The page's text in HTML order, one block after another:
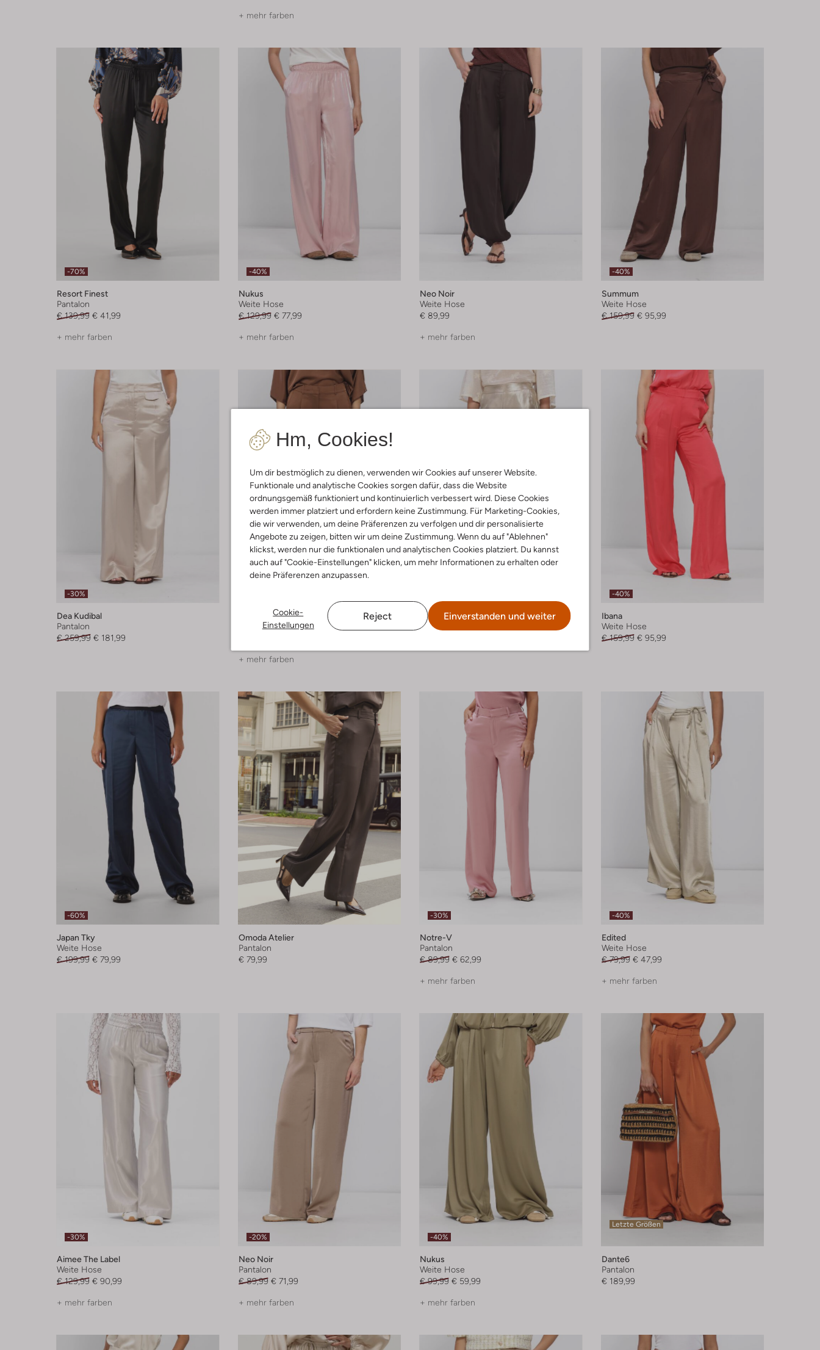
Hm, Cookies!
Um dir bestmöglich zu dienen, verwenden wir Cookies auf unserer Website.
Funktionale und analytische Cookies sorgen dafür, dass die Website
ordnungsgemäß funktioniert und kontinuierlich verbessert wird. Diese Cookies
werden immer platziert und erfordern keine Zustimmung. Für Marketing-Cookies,
die wir verwenden, um deine Präferenzen zu verfolgen und dir personalisierte
Angebote zu zeigen, bitten wir um deine Zustimmung. Wenn du auf "Ablehnen"
klickst, werden nur die funktionalen und analytischen Cookies platziert. Du kannst
auch auf "Cookie-Einstellungen" klicken, um mehr Informationen zu erhalten oder
deine Präferenzen anzupassen.
Cookie-
Einstellungen
Reject Einverstanden und weiter
+ mehr farben
-70%
Resort Finest
Pantalon
€ 139,99 € 41,99
+ mehr farben
-40%
Nukus
Weite Hose
€ 129,99 € 77,99
+ mehr farben
Neo Noir
Weite Hose
€ 89,99
+ mehr farben
-40%
Summum
Weite Hose
€ 159,99 € 95,99
-30%
Dea Kudibal
Pantalon
€ 259,99 € 181,99
Pantalon
+ mehr farben
Freebird
Weite Hose
-40%
Ibana
Weite Hose
€ 159,99 € 95,99
-60%
Japan Tky
Weite Hose
€ 199,99 € 79,99
Omoda Atelier
Pantalon
€ 79,99
-30%
Notre-V
Pantalon
€ 89,99 € 62,99
+ mehr farben
-40%
Edited
Weite Hose
€ 79,99 € 47,99
+ mehr farben
-30%
Aimee The Label
Weite Hose
€ 129,99 € 90,99
+ mehr farben
-20%
Neo Noir
Pantalon
€ 89,99 € 71,99
+ mehr farben
-40%
Nukus
Weite Hose
€ 99,99 € 59,99
+ mehr farben
Letzte Größen
Dante6
Pantalon
€ 189,99